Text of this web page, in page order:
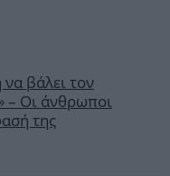
βάλει τον
– Οι άνθρωποι
της